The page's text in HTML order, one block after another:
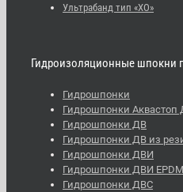
Ультрабанд тип «ХО»
Гидроизоляционные шпокни
Гидрошпонки
Гидрошпонки Аквастоп
Гидрошпонки ДВ
Гидрошпонки ДВ из
Гидрошпонки ДВИ
Гидрошпонки ДВИ EPDM
Гидрошпонки ДВС